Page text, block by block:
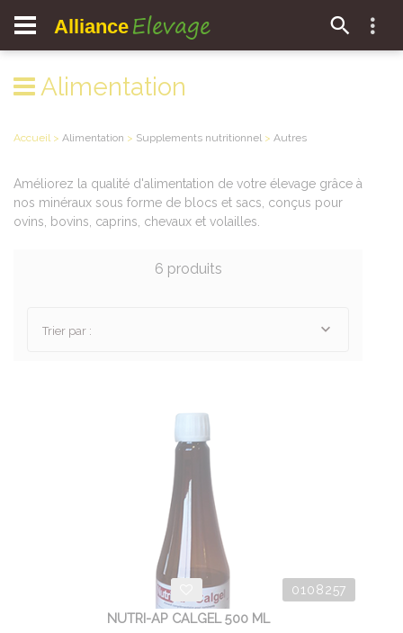
Alliance Elevage
Alimentation
Accueil > Alimentation > Supplements nutritionnel > Autres
Améliorez la qualité d'alimentation de votre élevage grâce à
nos minéraux sous forme de blocs et sacs, conçus pour
ovins, bovins, caprins, chevaux et volailles.
6 produits
Trier par :
0108257
NUTRI-AP CALGEL 500 ML